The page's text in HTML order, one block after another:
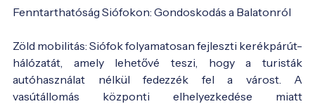
Fenntarthatóság Siófokon: Gondoskodás a Balatonról
Zöld mobilitás: Siófok folyamatosan fejleszti kerékpárút-
hálózatát, amely lehetővé teszi, hogy a turisták
autóhasználat nélkül fedezzék fel a várost. A
vasútállomás központi elhelyezkedése miatt